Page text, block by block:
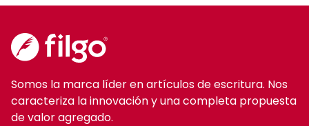
Somos la marca líder en artículos de escritura. Nos
caracteriza la innovación y una completa propuesta
de valor agregado.